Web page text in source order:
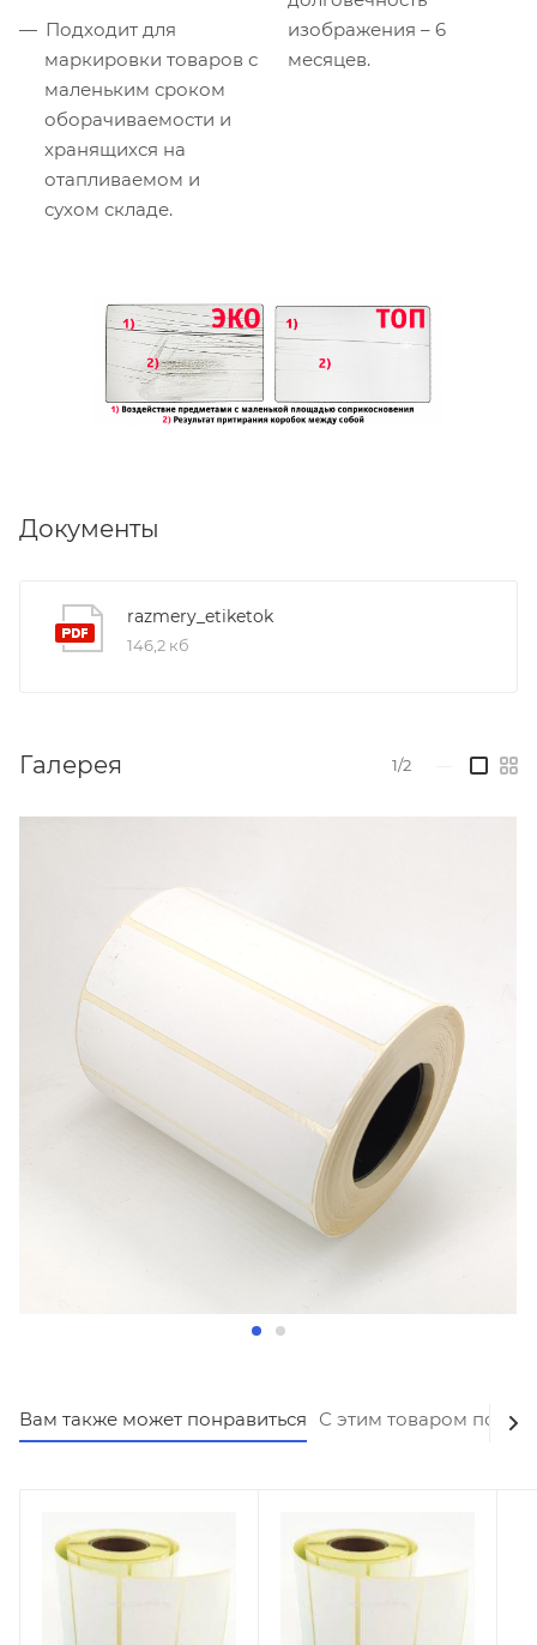
Подходит для
маркировки товаров с
маленьким сроком
оборачиваемости и
хранящихся на
отапливаемом и
сухом складе.
изображения – 6
месяцев.
Документы
razmery_etiketok
146,2 кб
Галерея 1/2
Вам также может понравиться С этим товаром